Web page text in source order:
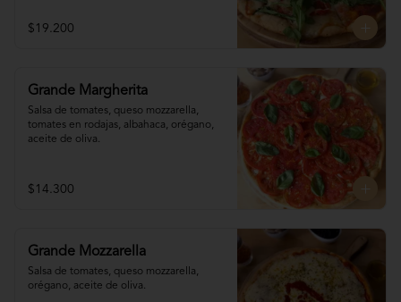
$19.200
Grande Margherita
Salsa de tomates, queso mozzarella,
tomates en rodajas, albahaca, orégano,
aceite de oliva.
$14.300
Grande Mozzarella
Salsa de tomates, queso mozzarella,
orégano, aceite de oliva.